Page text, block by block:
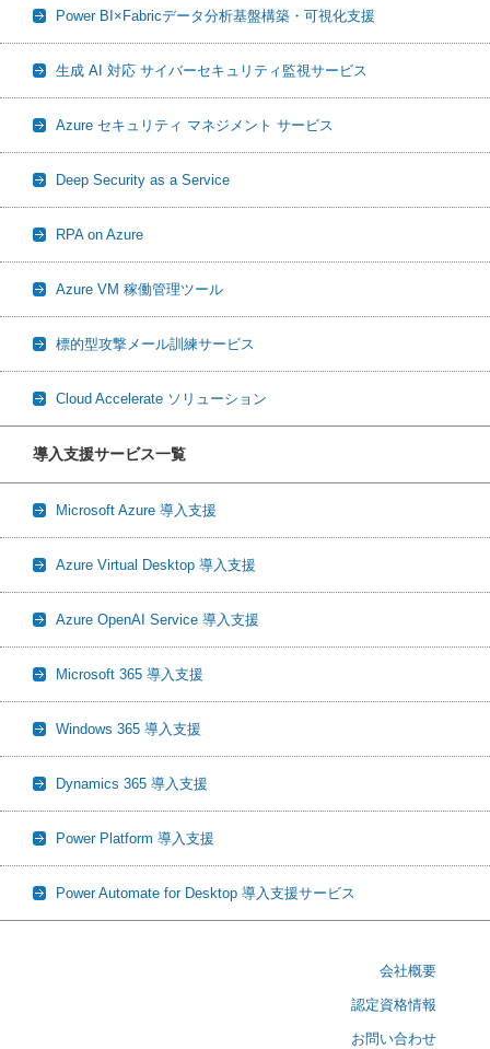
Power BI×Fabricデータ分析基盤構築・可視化支援
生成 AI 対応 サイバーセキュリティ監視サービス
Azure セキュリティ マネジメント サービス
Deep Security as a Service
RPA on Azure
Azure VM 稼働管理ツール
標的型攻撃メール訓練サービス
Cloud Accelerate ソリューション
導入支援サービス一覧
Microsoft Azure 導入支援
Azure Virtual Desktop 導入支援
Azure OpenAI Service 導入支援
Microsoft 365 導入支援
Windows 365 導入支援
Dynamics 365 導入支援
Power Platform 導入支援
Power Automate for Desktop 導入支援サービス
会社概要
認定資格情報
お問い合わせ